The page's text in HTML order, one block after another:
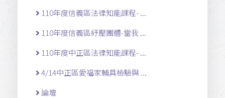
110年度信義區法律知能課程- ...
110年度信義區紓壓團體-當我 ...
110年度中正區法律知能課程- ...
4/14中正區愛福家輔具檢驗與 ...
論壇